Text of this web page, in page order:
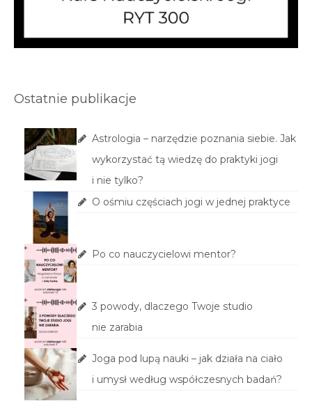
Ostatnie publikacje
Astrologia – narzędzie poznania siebie. Jak
wykorzystać tą wiedzę do praktyki jogi
i nie tylko?
O ośmiu częściach jogi w jednej praktyce
Po co nauczycielowi mentor?
3 powody, dlaczego Twoje studio
nie zarabia
Joga pod lupą nauki – jak działa na ciało
i umysł według współczesnych badań?